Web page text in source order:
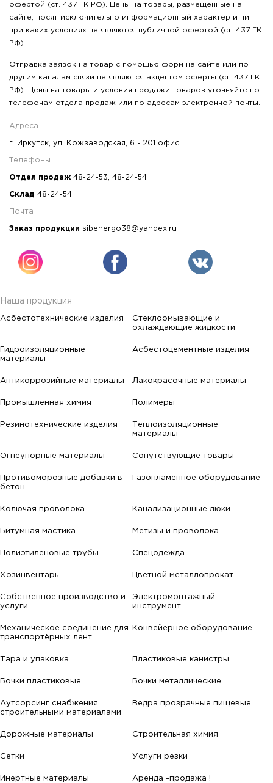
офертой (ст. 437 ГК РФ). Цены на товары, размещенные на
сайте, носят исключительно информационный характер и ни
при каких условиях не являются публичной офертой (ст. 437 ГК
РФ).
Отправка заявок на товар с помощью форм на сайте или по
другим каналам связи не являются акцептом оферты (ст. 437 ГК
РФ). Цены на товары и условия продажи товаров уточняйте по
телефонам отдела продаж или по адресам электронной почты.
Адреса
г. Иркутск, ул. Кожзаводская, 6 - 201 офис
Телефоны
Отдел продаж 48-24-53 48-24-54
Склад 48-24-54
Почта
Заказ продукции sibenergo38@yandex.ru
Наша продукция
Асбестотехнические изделия
Стеклоомывающие и
охлаждающие жидкости
Гидроизоляционные
материалы
Асбестоцементные изделия
Антикоррозийные материалы Лакокрасочные материалы
Промышленная химия Полимеры
Резинотехнические изделия
Теплоизоляционные
материалы
Огнеупорные материалы Сопутствующие товары
Противоморозные добавки в
бетон
Газопламенное оборудование
Колючая проволока Канализационные люки
Битумная мастика Метизы и проволока
Полиэтиленовые трубы Спецодежда
Хозинвентарь Цветной металлопрокат
Собственное производство и
услуги
Электромонтажный
инструмент
Механическое соединение для
транспортёрных лент
Конвейерное оборудование
Тара и упаковка Пластиковые канистры
Бочки пластиковые Бочки металлические
Аутсорсинг снабжения
строительными материалами
Ведра прозрачные пищевые
Дорожные материалы Строительная химия
Сетки Услуги резки
Инертные материалы Аренда -продажа !